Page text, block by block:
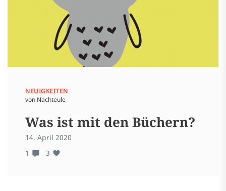
NEUIGKEITEN
von Nachteule
Was ist mit den Büchern?
14. April 2020
1
3